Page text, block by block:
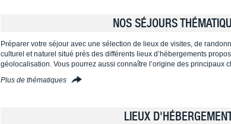
NOS SÉJOURS
Préparer votre séjour avec une sélection de lieux de visites, de
culturel et naturel situé près des différents lieux d’hébergements
géolocalisation. Vous pourrez aussi connaître l’origine des principaux
Plus de thématiques
LIEUX